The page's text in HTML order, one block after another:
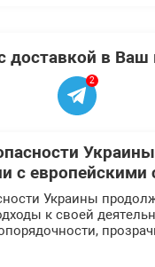
доставкой в
2
с европейскими
Украины
к своей